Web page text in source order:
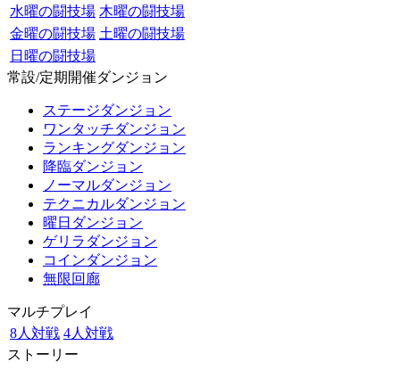
水曜の闘技場 木曜の闘技場
金曜の闘技場 土曜の闘技場
日曜の闘技場
常設/定期開催ダンジョン
ステージダンジョン
ワンタッチダンジョン
ランキングダンジョン
降臨ダンジョン
ノーマルダンジョン
テクニカルダンジョン
曜日ダンジョン
ゲリラダンジョン
コインダンジョン
無限回廊
マルチプレイ
8人対戦 4人対戦
ストーリー